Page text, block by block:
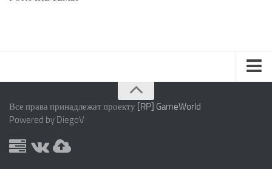
Правила
Все права принадлежат проекту [RP] GameWorld
Powered by DiegoV